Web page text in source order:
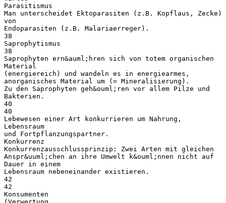
Parasitismus
Man unterscheidet Ektoparasiten (z.B. Kopflaus, Zecke)
von
Endoparasiten (z.B. Malariaerreger).
38
Saprophytismus
38
Saprophyten ern&auml;hren sich von totem organischen
Material
(energiereich) und wandeln es in energiearmes,
anorganisches Material um (= Mineralisierung).
Zu den Saprophyten geh&ouml;ren vor allem Pilze und
Bakterien.
40
40
Lebewesen einer Art konkurrieren um Nahrung,
Lebensraum
und Fortpflanzungspartner.
Konkurrenz
Konkurrenzausschlussprinzip: Zwei Arten mit gleichen
Anspr&uuml;chen an ihre Umwelt k&ouml;nnen nicht auf
Dauer in einem
Lebensraum nebeneinander existieren.
42
42
Konsumenten